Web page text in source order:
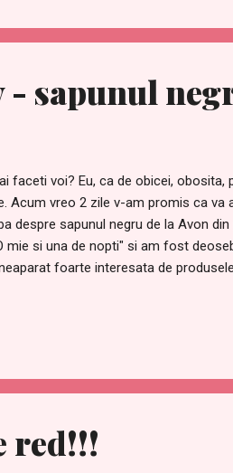
- sapunul
faceti voi? Eu, ca de obicei,
Acum vreo 2 zile v-am promis ca
despre sapunul negru de la Avon
mie si una de nopti" si am fost
foarte interesata de
sa ma simt ca intr-un centru SPA.
Cum a fost experienta mea?
red!!!